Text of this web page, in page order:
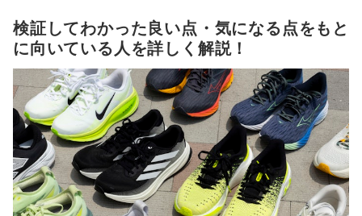
検証してわかった良い点・気になる点をもと
に向いている人を詳しく解説！